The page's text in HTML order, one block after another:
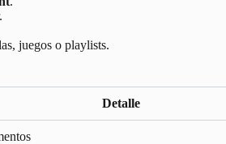
juegos o playlists.
Detalle